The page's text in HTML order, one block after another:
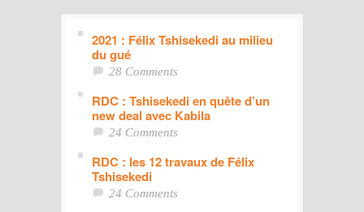
2021 : Félix Tshisekedi au milieu
du gué
28 Comments
RDC : Tshisekedi en quête d’un
new deal avec Kabila
24 Comments
RDC : les 12 travaux de Félix
Tshisekedi
24 Comments